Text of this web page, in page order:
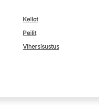
Kellot
Peilit
Vihersisustus